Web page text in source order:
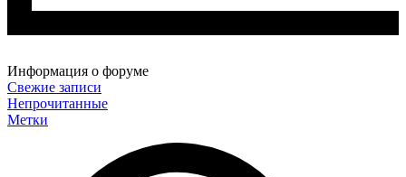
Информация о форуме
Свежие записи
Непрочитанные
Метки